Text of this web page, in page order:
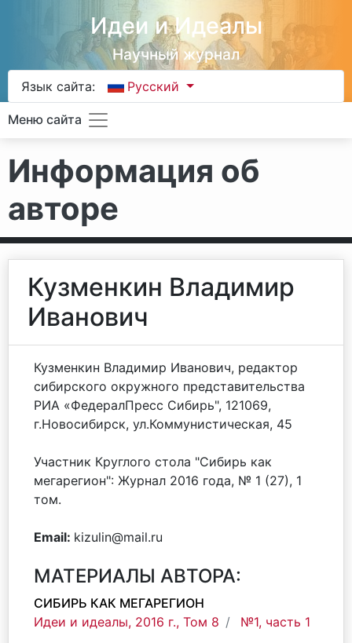
Идеи и Идеалы
Научный журнал
Язык сайта: Русский
Меню сайта
Информация об
авторе
Кузменкин Владимир
Иванович
Кузменкин Владимир Иванович, редактор
сибирского окружного представительства
РИА «ФедералПресс Сибирь", 121069,
г.Новосибирск, ул.Коммунистическая, 45
Участник Круглого стола "Сибирь как
мегарегион": Журнал 2016 года, № 1 (27), 1
том.
Email: kizulin@mail.ru
МАТЕРИАЛЫ АВТОРА:
СИБИРЬ КАК МЕГАРЕГИОН
Идеи и идеалы, 2016 г., Том 8
№1, часть 1